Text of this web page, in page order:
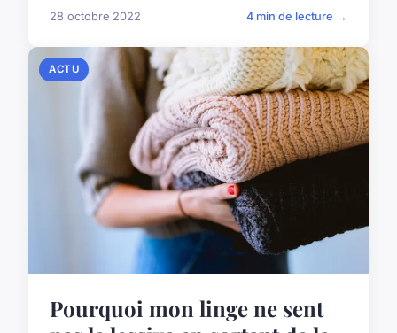
28 octobre 2022 4 min de lecture →
ACTU
Pourquoi mon linge ne sent